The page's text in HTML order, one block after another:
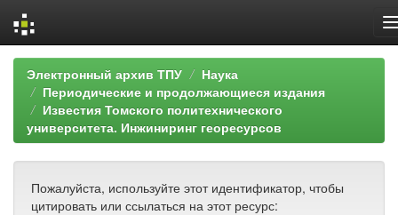
Skip
navigation
Электронный архив ТПУ
Наука
Периодические и продолжающиеся издания
Известия Томского политехнического
университета. Инжиниринг георесурсов
Пожалуйста, используйте этот идентификатор, чтобы
цитировать или ссылаться на этот ресурс: